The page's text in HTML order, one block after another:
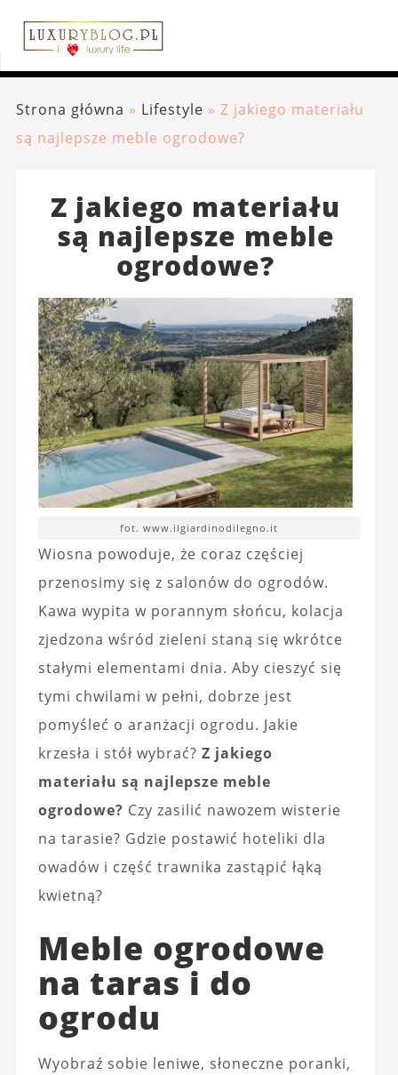
Strona główna » Lifestyle » Z jakiego materiału
są najlepsze meble ogrodowe?
Z jakiego materiału
są najlepsze meble
ogrodowe?
fot. www.ilgiardinodilegno.it
Wiosna powoduje, że coraz częściej
przenosimy się z salonów do ogrodów.
Kawa wypita w porannym słońcu, kolacja
zjedzona wśród zieleni staną się wkrótce
stałymi elementami dnia. Aby cieszyć się
tymi chwilami w pełni, dobrze jest
pomyśleć o aranżacji ogrodu. Jakie
krzesła i stół wybrać? Z jakiego
materiału są najlepsze meble
ogrodowe? Czy zasilić nawozem wisterie
na tarasie? Gdzie postawić hoteliki dla
owadów i część trawnika zastąpić łąką
kwietną?
Meble ogrodowe
na taras i do
ogrodu
Wyobraź sobie leniwe, słoneczne poranki,